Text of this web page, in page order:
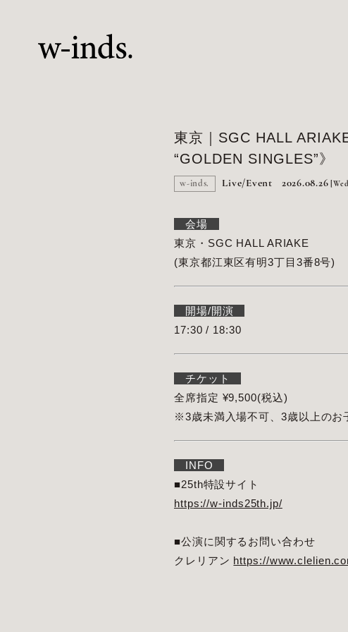
東京｜SGC HALL
“GOLDEN SINGLES”》
w-inds. Live/Event 2026.08.26 [Wed]
会場
東京・SGC HALL ARIAKE
(東京都江東区有明3丁目3番8号)
開場/開演
17:30 / 18:30
チケット
全席指定 ¥9,500(税込)
※3歳未満入場不可、3歳以上のお
INFO
■25th特設サイト
https://w-inds25th.jp/
■公演に関するお問い合わせ
クレリアン https://